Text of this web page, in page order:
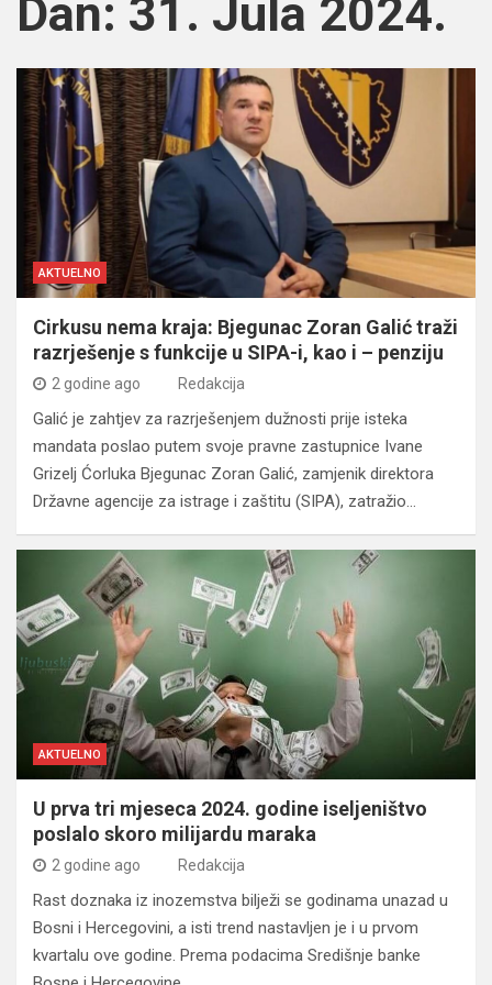
Dan: 31. Jula 2024.
AKTUELNO
Cirkusu nema kraja: Bjegunac Zoran Galić traži
razrješenje s funkcije u SIPA-i, kao i – penziju
2 godine ago Redakcija
Galić je zahtjev za razrješenjem dužnosti prije isteka
mandata poslao putem svoje pravne zastupnice Ivane
Grizelj Ćorluka Bjegunac Zoran Galić, zamjenik direktora
Državne agencije za istrage i zaštitu (SIPA), zatražio…
AKTUELNO
U prva tri mjeseca 2024. godine iseljeništvo
poslalo skoro milijardu maraka
2 godine ago Redakcija
Rast doznaka iz inozemstva bilježi se godinama unazad u
Bosni i Hercegovini, a isti trend nastavljen je i u prvom
kvartalu ove godine. Prema podacima Središnje banke